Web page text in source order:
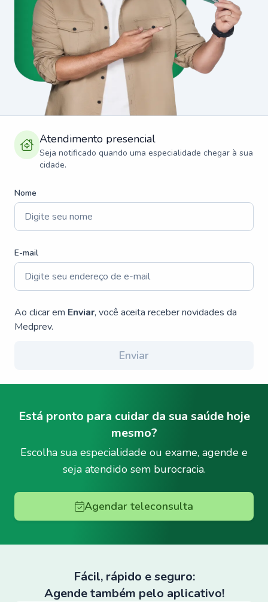
Atendimento presencial
Seja notificado quando uma especialidade chegar à sua
cidade.
Nome
E-mail
Ao clicar em Enviar, você aceita receber novidades da
Medprev.
Enviar
Está pronto para cuidar da sua saúde hoje
mesmo?
Escolha sua especialidade ou exame, agende e
seja atendido sem burocracia.
Agendar teleconsulta
Fácil, rápido e seguro:
Agende também pelo aplicativo!